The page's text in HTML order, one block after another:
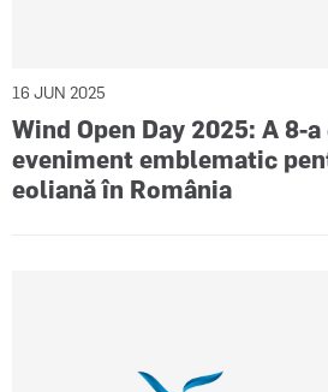
16 JUN 2025
Wind Open Day 2025: A 8-
eveniment emblematic
eoliană în România